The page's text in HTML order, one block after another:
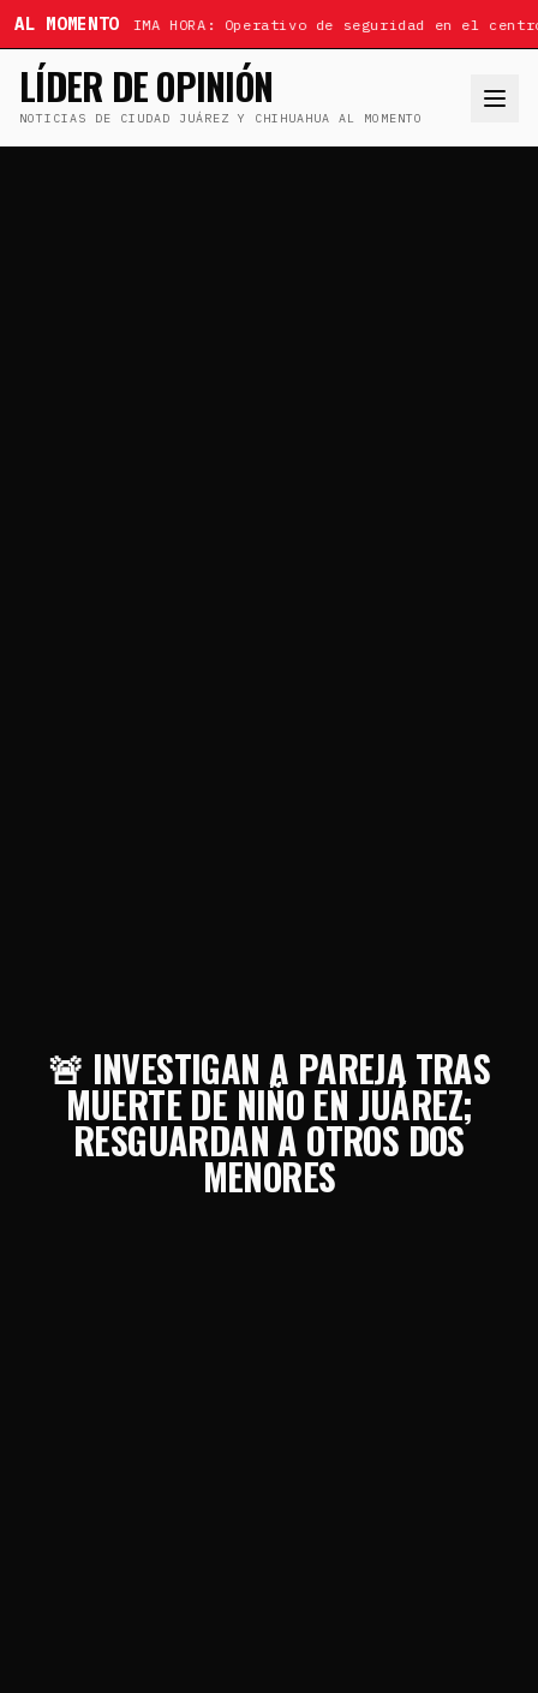
AL MOMENTOÚLTIMA HORA: Operativo de seguridad en el
LÍDER DE OPINIÓN
NOTICIAS DE CIUDAD JUÁREZ Y CHIHUAHUA AL MOMENTO
🚨 INVESTIGAN A PAREJA TRAS
MUERTE DE NIÑO EN JUÁREZ;
RESGUARDAN A OTROS DOS
MENORES